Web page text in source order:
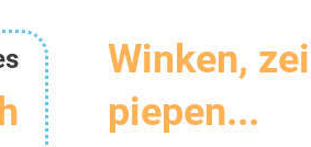
Winken,
piepen...